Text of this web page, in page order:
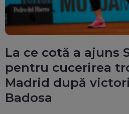
La ce cotă a ajuns
pentru cucerirea
Madrid după
Badosa